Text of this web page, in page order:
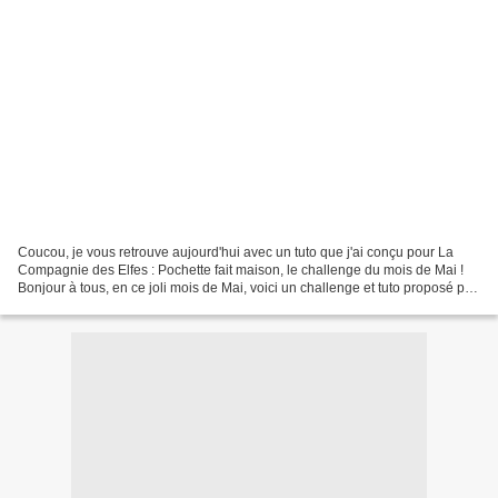
Coucou, je vous retrouve aujourd'hui avec un tuto que j'ai conçu pour La
Compagnie des Elfes : Pochette fait maison, le challenge du mois de Mai !
Bonjour à tous, en ce joli mois de Mai, voici un challenge et tuto proposé par